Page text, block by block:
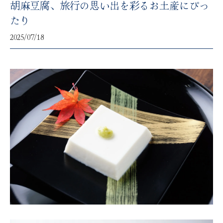
胡麻豆腐、旅行の思い出を彩るお土産にぴっ
たり
2025/07/18